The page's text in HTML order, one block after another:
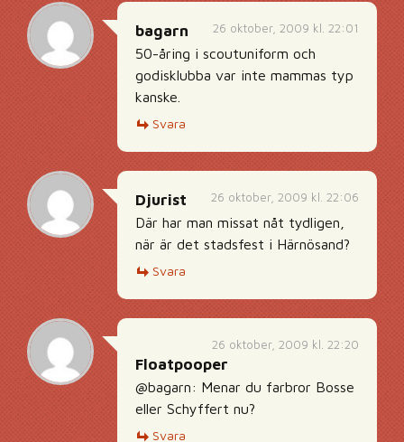
26 oktober, 2009 kl. 22:01
bagarn
50-åring i scoutuniform och
godisklubba var inte mammas typ
kanske.
Svara
26 oktober, 2009 kl. 22:06
Djurist
Där har man missat nåt tydligen,
när är det stadsfest i Härnösand?
Svara
26 oktober, 2009 kl. 22:20
Floatpooper
@bagarn: Menar du farbror Bosse
eller Schyffert nu?
Svara